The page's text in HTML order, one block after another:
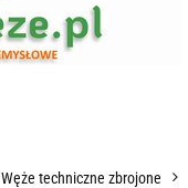
Węże techniczne zbrojone